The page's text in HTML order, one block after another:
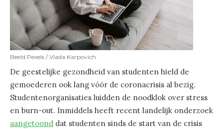
Beeld Pexels / Vlada Karpovich
De geestelijke gezondheid van studenten hield de
gemoederen ook lang vóór de coronacrisis al bezig.
Studentenorganisaties luidden de noodklok over stress
en burn-out. Inmiddels heeft recent landelijk onderzoek
aangetoond dat studenten sinds de start van de crisis